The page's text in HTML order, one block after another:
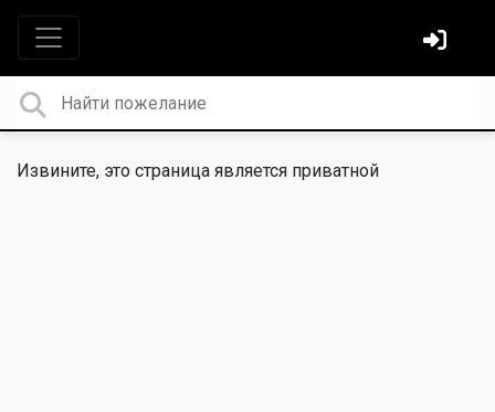
Извините, это страница является приватной